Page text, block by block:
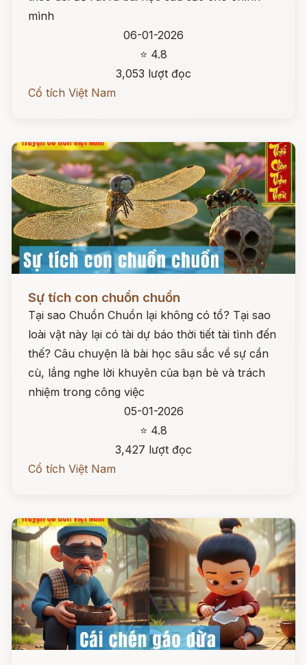
mình
06-01-2026
⭐ 4.8
3,053 lượt đọc
Cổ tích Việt Nam
Sự tích con chuồn chuồn
Tại sao Chuồn Chuồn lại không có tổ? Tại sao
loài vật này lại có tài dự báo thời tiết tài tình đến
thế? Câu chuyện là bài học sâu sắc về sự cần
cù, lắng nghe lời khuyên của bạn bè và trách
nhiệm trong công việc
05-01-2026
⭐ 4.8
3,427 lượt đọc
Cổ tích Việt Nam